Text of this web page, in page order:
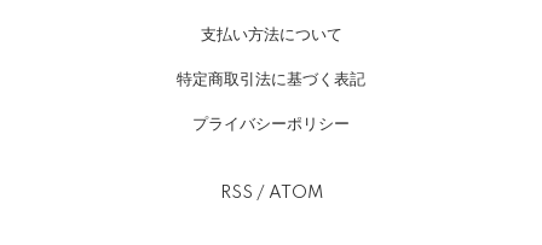
支払い方法について
特定商取引法に基づく表記
プライバシーポリシー
RSS / ATOM